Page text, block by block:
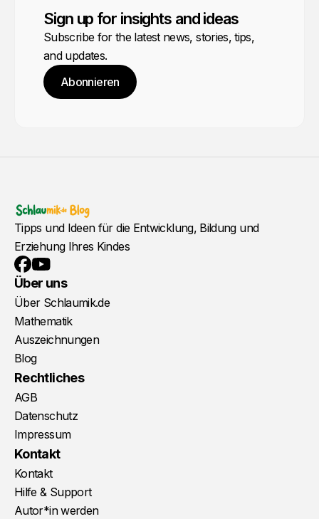
Sign up for insights and ideas
Subscribe for the latest news, stories, tips,
and updates.
Abonnieren
Tipps und Ideen für die Entwicklung, Bildung und
Erziehung Ihres Kindes
Facebook
YouTube
Über uns
Über Schlaumik.de
Mathematik
Auszeichnungen
Blog
Rechtliches
AGB
Datenschutz
Impressum
Kontakt
Kontakt
Hilfe & Support
Autor*in werden